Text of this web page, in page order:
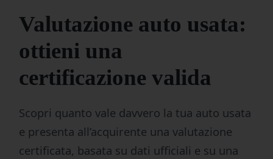
Valutazione auto usata:
ottieni una
certificazione valida
Scopri quanto vale davvero la tua auto usata
e presenta all’acquirente una valutazione
certificata, basata su dati ufficiali e su una